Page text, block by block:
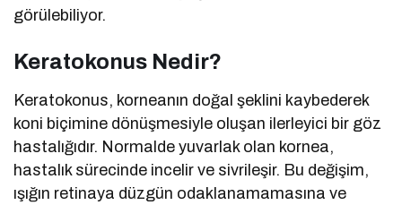
görülebiliyor.
Keratokonus Nedir?
Keratokonus, korneanın doğal şeklini kaybederek
koni biçimine dönüşmesiyle oluşan ilerleyici bir göz
hastalığıdır. Normalde yuvarlak olan kornea,
hastalık sürecinde incelir ve sivrileşir. Bu değişim,
ışığın retinaya düzgün odaklanamamasına ve